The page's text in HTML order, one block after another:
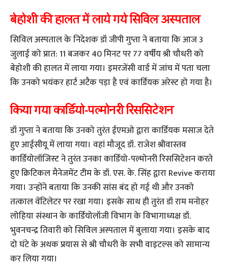
बेहोशी की हालत में लाये गये सिविल अस्पताल
सिविल अस्पताल के निदेशक डॉ जीपी गुप्ता ने बताया कि आज 3
जुलाई को प्रात: 11 बजकर 40 मिनट पर 77 वर्षीय श्री चौधरी को
बेहोशी की हालत में लाया गया। इमरजेंसी वार्ड में जांच में पता चला
कि उनको भयंकर हार्ट अटैक पड़ा है एवं कार्डियक अरेस्ट हो गया है।
किया गया कार्डियो-पल्मोनरी रिससिटेशन
डॉ गुप्ता ने बताया कि उनको तुरंत ईएमओ द्वारा कार्डियक मसाज देते
हुए आईसीयू में लाया गया। वहां मौजूद डॉ. राजेश श्रीवास्तव
कार्डियोलॉजिस्ट ने तुरंत उनका कार्डियो-पल्मोनरी रिससिटेशन करते
हुए क्रिटिकल मैनेजमेंट टीम के डॉ. एस. के. सिंह द्वारा Revive कराया
गया। उन्होंने बताया कि उनकी सांस बंद हो गई थी और उनको
तत्काल वेंटिलेटर पर रखा गया। इसके साथ ही तुरंत डॉ राम मनोहर
लोहिया संस्थान के कार्डियोलॉजी विभाग के विभागाध्यक्ष डॉ.
भुवनचन्द्र तिवारी को सिविल अस्पताल में बुलाया गया। इसके बाद
दो घंटे के अथक प्रयास से श्री चौधरी के सभी वाइटल्स को सामान्य
कर लिया गया।